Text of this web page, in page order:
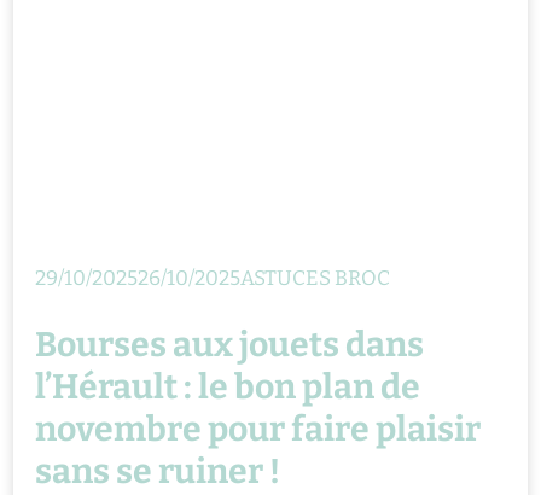
29/10/202526/10/2025ASTUCES BROC
Bourses aux jouets dans
l’Hérault : le bon plan de
novembre pour faire plaisir
sans se ruiner !